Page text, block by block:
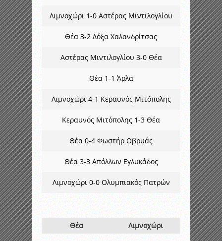
Λιμνοχώρι 1-0 Αστέρας Μιντιλογλίου
Θέα 3-2 Δόξα Χαλανδρίτσας
Αστέρας Μιντιλογλίου 3-0 Θέα
Θέα 1-1 Άρλα
Λιμνοχώρι 4-1 Κεραυνός Μιτόπολης
Κεραυνός Μιτόπολης 1-3 Θέα
Θέα 0-4 Φωστήρ Οβρυάς
Θέα 3-3 Απόλλων Εγλυκάδος
Λιμνοχώρι 0-0 Ολυμπιακός Πατρών
Θέα Λιμνοχώρι